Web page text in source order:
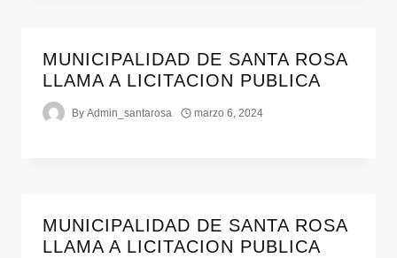
MUNICIPALIDAD DE SANTA ROSA
LLAMA A LICITACION PUBLICA
By Admin_santarosa marzo 6, 2024
MUNICIPALIDAD DE SANTA ROSA
LLAMA A LICITACION PUBLICA